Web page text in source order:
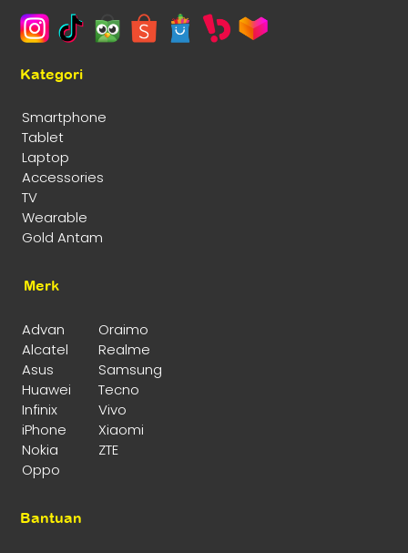
Kategori
Smartphone
Tablet
Laptop
Accessories
TV
Wearable
Gold Antam
Merk
Advan
Oraimo
Alcatel
Realme
Asus
Samsung
Huawei
Tecno
Infinix
Vivo
iPhone
Xiaomi
Nokia
ZTE
Oppo
Bantuan